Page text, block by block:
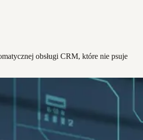
obsługi CRM, które nie psuje